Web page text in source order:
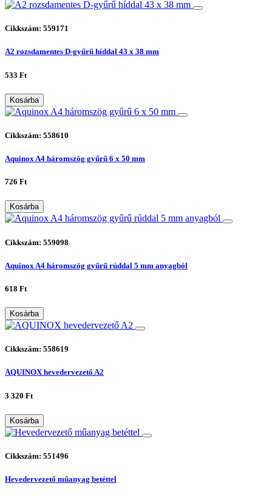
Cikkszám: 559171
A2 rozsdamentes D-gyűrű híddal 43 x 38 mm
533 Ft
Kosárba
Cikkszám: 558610
Aquinox A4 háromszög gyűrű 6 x 50 mm
726 Ft
Kosárba
Cikkszám: 559098
Aquinox A4 háromszög gyűrű rúddal 5 mm anyagból
618 Ft
Kosárba
Cikkszám: 558619
AQUINOX hevedervezető A2
3 320 Ft
Kosárba
Cikkszám: 551496
Hevedervezető műanyag betéttel